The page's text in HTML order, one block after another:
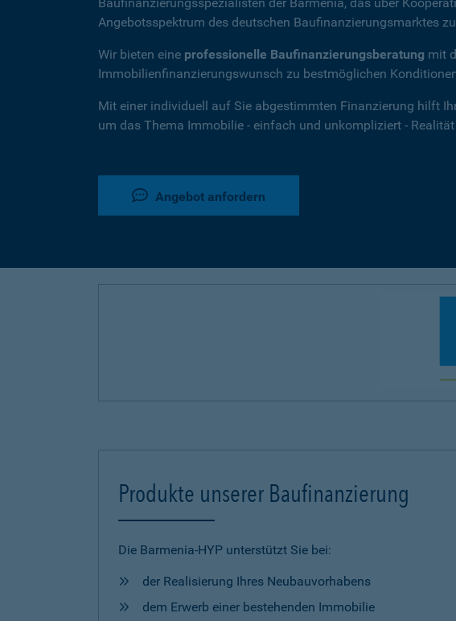
Angebotsspektrum des deutschen Baufinanzierungsmarktes
Wir bieten eine professionelle Baufinanzierungsberatung mit
Immobilienfinanzierungswunsch zu bestmöglichen
Mit einer individuell auf Sie abgestimmten Finanzierung hilft
um das Thema Immobilie - einfach und unkompliziert -
Angebot anfordern
Produkte unserer Baufinanzierung
Die Barmenia-HYP unterstützt Sie bei:
der Realisierung Ihres Neubauvorhabens
dem Erwerb einer bestehenden Immobilie